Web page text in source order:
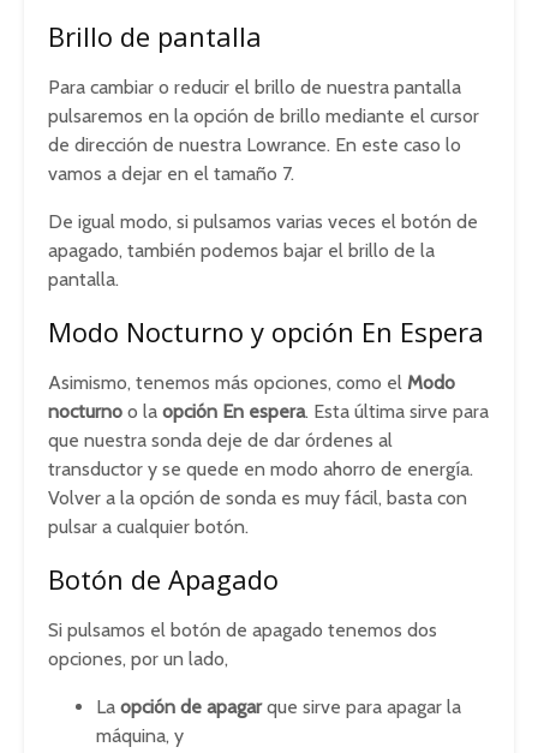
Brillo de pantalla
Para cambiar o reducir el brillo de nuestra pantalla
pulsaremos en la opción de brillo mediante el cursor
de dirección de nuestra Lowrance. En este caso lo
vamos a dejar en el tamaño 7.
De igual modo, si pulsamos varias veces el botón de
apagado, también podemos bajar el brillo de la
pantalla.
Modo Nocturno y opción En Espera
Asimismo, tenemos más opciones, como el Modo
nocturno o la opción En espera. Esta última sirve para
que nuestra sonda deje de dar órdenes al
transductor y se quede en modo ahorro de energía.
Volver a la opción de sonda es muy fácil, basta con
pulsar a cualquier botón.
Botón de Apagado
Si pulsamos el botón de apagado tenemos dos
opciones, por un lado,
La opción de apagarque sirve para apagar la
máquina, y